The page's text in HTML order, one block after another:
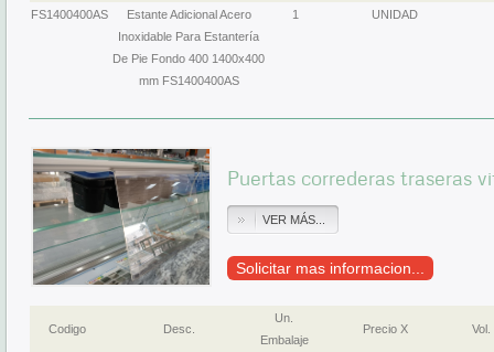
FS1400400AS
Estante Adicional Acero
Inoxidable Para Estantería
De Pie Fondo 400 1400x400
mm FS1400400AS
1 UNIDAD
Puertas correderas traseras
VER MÁS...
Solicitar mas informacion...
Codigo Desc.
Un.
Embalaje
Precio X Vol.